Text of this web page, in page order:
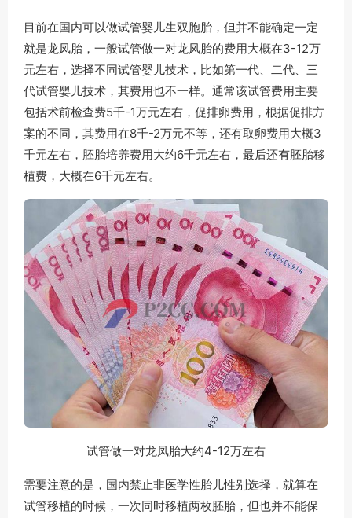
目前在国内可以做试管婴儿生双胞胎，但并不能确定一定
就是龙凤胎，一般试管做一对龙凤胎的费用大概在3-12万
元左右，选择不同试管婴儿技术，比如第一代、二代、三
代试管婴儿技术，其费用也不一样。通常该试管费用主要
包括术前检查费5千-1万元左右，促排卵费用，根据促排方
案的不同，其费用在8千-2万元不等，还有取卵费用大概3
千元左右，胚胎培养费用大约6千元左右，最后还有胚胎移
植费，大概在6千元左右。
试管做一对龙凤胎大约4-12万左右
需要注意的是，国内禁止非医学性胎儿性别选择，就算在
试管移植的时候，一次同时移植两枚胚胎，但也并不能保